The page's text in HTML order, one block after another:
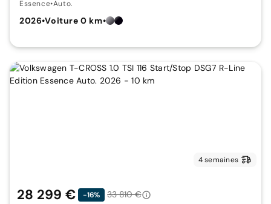
Essence•Auto.
2026•Voiture 0 km•
4 semaines
28 299 € -16%
33 810 €